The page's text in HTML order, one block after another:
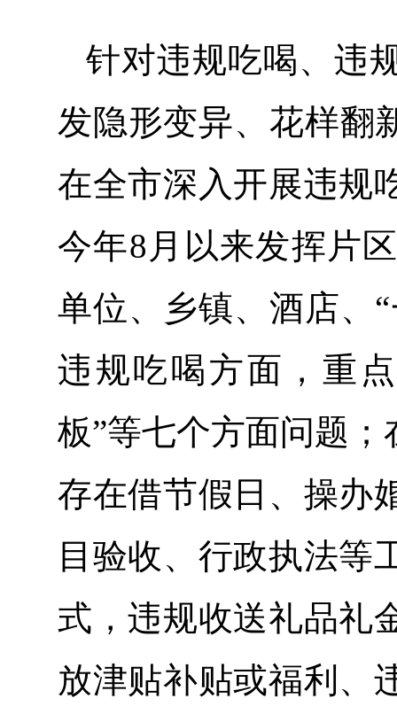
针对违规吃喝、违
发隐形变异、花样翻
在全市深入开展违规
今年8月以来发挥片
单位、乡镇、酒店、
违规吃喝方面，重
板”等七个方面问题
存在借节假日、操办
目验收、行政执法等
式，违规收送礼品礼
放津贴补贴或福利、